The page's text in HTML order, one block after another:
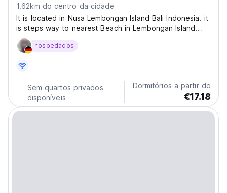
1.62km do centro da cidade
It is located in Nusa Lembongan Island Bali Indonesia. it
is steps way to nearest Beach in Lembongan Island.
Mushroom Beach is only 15 minutes walk, meanwhile
Sandy Bay Beach is 15 minutes walk. Everything is
hospedados
Sem quartos privados
disponíveis
Dormitórios a partir de
€17.18